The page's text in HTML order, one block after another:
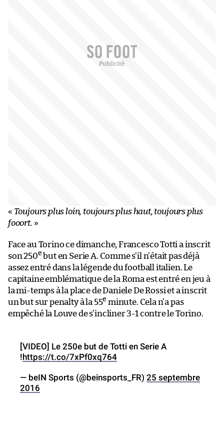
« Toujours plus loin, toujours plus haut, toujours plus
fooort. »
Face au Torino ce dimanche, Francesco Totti a inscrit
son 250e but en Serie A. Comme s’il n’était pas déjà
assez entré dans la légende du football italien. Le
capitaine emblématique de la Roma est entré en jeu à
la mi-temps à la place de Daniele De Rossi et a inscrit
un but sur penalty à la 55e minute. Cela n’a pas
empêché la Louve de s’incliner 3-1 contre le Torino.
[VIDEO] Le 250e but de Totti en Serie A
!https://t.co/7xPf0xq764
— beIN Sports (@beinsports_FR) 25 septembre
2016